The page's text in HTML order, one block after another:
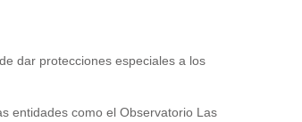
dar protecciones especiales a los
entidades como el Observatorio Las